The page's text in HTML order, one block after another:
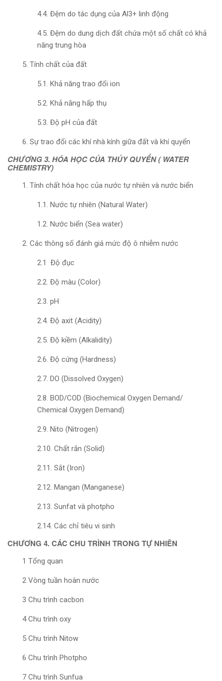
4.4. Đệm do tác dụng của Al3+ linh động
4.5. Đệm do dung dịch đất chứa một số chất có khả
năng trung hòa
5. Tính chất của đất
5.1. Khả năng trao đổi ion
5.2. Khả năng hấp thụ
5.3. Độ pH của đất
6. Sự trao đổi các khí nhà kính giữa đất và khí quyển
CHƯƠNG 3. HÓA HỌC CỦA THỦY QUYỂN ( WATER
CHEMISTRY)
1. Tính chất hóa học của nước tự nhiên và nước biển
1.1. Nước tự nhiên (Natural Water)
1.2. Nước biển (Sea water)
2. Các thông số đánh giá mức độ ô nhiễm nước
2.1 Độ đục
2.2. Độ màu (Color)
2.3. pH
2.4. Độ axit (Acidity)
2.5. Độ kiềm (Alkalidity)
2.6. Độ cứng (Hardness)
2.7. DO (Dissolved Oxygen)
2.8. BOD/COD (Biochemical Oxygen Demand/
Chemical Oxygen Demand)
2.9. Nito (Nitrogen)
2.10. Chất rắn (Solid)
2.11. Sắt (Iron)
2.12. Mangan (Manganese)
2.13. Sunfat và photpho
2.14. Các chỉ tiêu vi sinh
CHƯƠNG 4. CÁC CHU TRÌNH TRONG TỰ NHIÊN
1 Tổng quan
2 Vòng tuần hoàn nước
3 Chu trình cacbon
4 Chu trình oxy
5 Chu trình Nitow
6 Chu trình Photpho
7 Chu trình Sunfua